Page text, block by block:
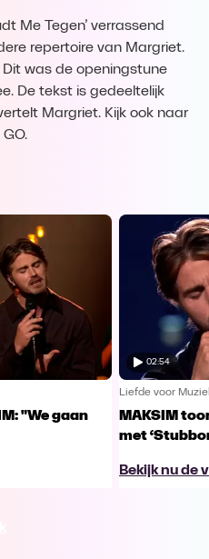
Me Tegen’ verrassend
repertoire van Margriet.
Dit was de openingstune
De tekst is gedeeltelijk
Margriet. Kijk ook naar
"We gaan
02:54
Liefde voor
MAKSIM
met
Bekijk nu de